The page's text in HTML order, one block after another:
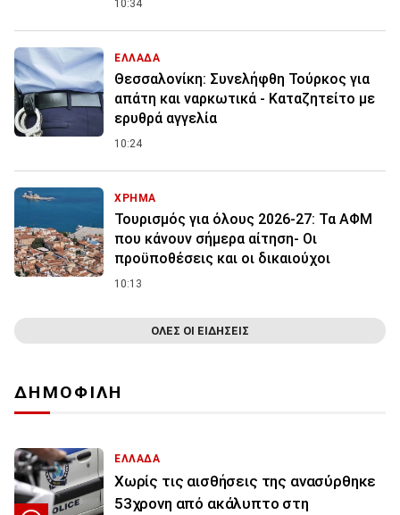
10:34
ΕΛΛΑΔΑ
Θεσσαλονίκη: Συνελήφθη Τούρκος για
απάτη και ναρκωτικά - Καταζητείτο με
ερυθρά αγγελία
10:24
ΧΡΗΜΑ
Τουρισμός για όλους 2026-27: Τα ΑΦΜ
που κάνουν σήμερα αίτηση- Οι
προϋποθέσεις και οι δικαιούχοι
10:13
ΟΛΕΣ ΟΙ ΕΙΔΗΣΕΙΣ
ΔΗΜΟΦΙΛΗ
ΕΛΛΑΔΑ
Χωρίς τις αισθήσεις της ανασύρθηκε
53χρονη από ακάλυπτο στη